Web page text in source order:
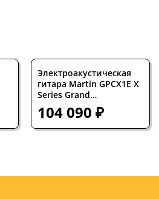
Электроакустическая
гитара Martin GPCX1E X
Series Grand
Performance Black
104 090 ₽